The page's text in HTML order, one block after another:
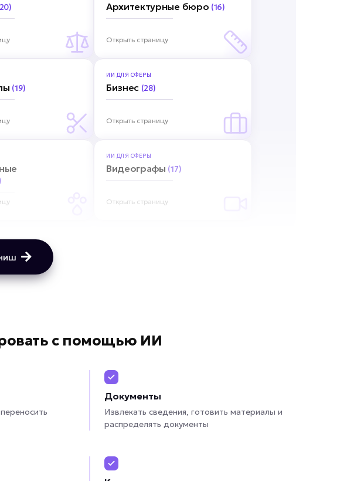
Архитектурные бюро (16)
Открыть страницу
(19)
ИИ ДЛЯ СФЕРЫ
Бизнес (28)
Открыть страницу
ИИ ДЛЯ СФЕРЫ
Видеографы (17)
Открыть страницу
с помощью ИИ
Документы
Извлекать сведения, готовить материалы и
распределять документы